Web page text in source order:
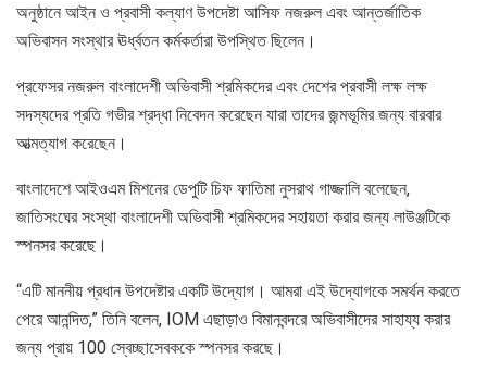
অনুষ্ঠানে আইন ও প্রবাসী কল্যাণ উপদেষ্টা আসিফ নজরুল এবং আন্তর্জাতিক
অভিবাসন সংস্থার ঊর্ধ্বতন কর্মকর্তারা উপস্থিত ছিলেন।
প্রফেসর নজরুল বাংলাদেশী অভিবাসী শ্রমিকদের এবং দেশের প্রবাসী লক্ষ লক্ষ
সদস্যদের প্রতি গভীর শ্রদ্ধা নিবেদন করেছেন যারা তাদের জন্মভূমির জন্য বারবার
আত্মত্যাগ করেছেন।
বাংলাদেশে আইওএম মিশনের ডেপুটি চিফ ফাতিমা নুসরাথ গাজ্জালি বলেছেন,
জাতিসংঘের সংস্থা বাংলাদেশী অভিবাসী শ্রমিকদের সহায়তা করার জন্য লাউঞ্জটিকে
স্পনসর করেছে।
“এটি মাননীয় প্রধান উপদেষ্টার একটি উদ্যোগ। আমরা এই উদ্যোগকে সমর্থন করতে
পেরে আনন্দিত,” তিনি বলেন, IOM এছাড়াও বিমানবন্দরে অভিবাসীদের সাহায্য করার
জন্য প্রায় 100 স্বেচ্ছাসেবককে স্পনসর করছে।